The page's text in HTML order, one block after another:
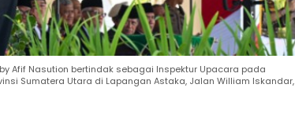
Afif Nasution bertindak sebagai Inspektur Upacara pada
Sumatera Utara di Lapangan Astaka, Jalan William Iskandar,